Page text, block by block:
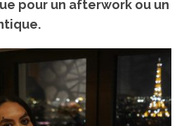
pour un afterwork ou un